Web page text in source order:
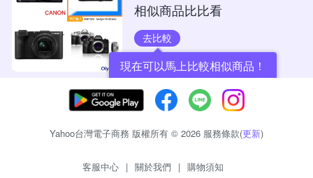
相似商品比比看
去比較
現在可以馬上比較相似商品！
Yahoo台灣電子商務 版權所有 © 2026 服務條款(更新)
客服中心 | 關於我們 | 購物須知